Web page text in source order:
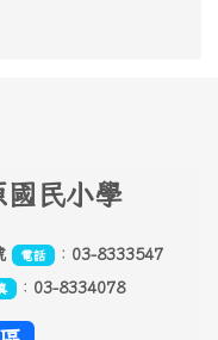
國民小學
電話 ： 03-8333547
： 03-8334078